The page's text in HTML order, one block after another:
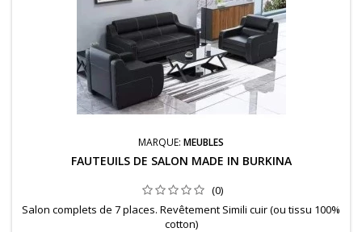
MARQUE: MEUBLES
FAUTEUILS DE SALON MADE IN BURKINA
(0)
Salon complets de 7 places. Revêtement Simili cuir (ou tissu 100%
cotton)